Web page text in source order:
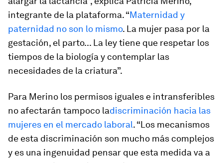
integrante de la plataforma. “Maternidad y
paternidad no son lo mismo. La mujer pasa por la
gestación, el parto... La ley tiene que respetar los
tiempos de la biología y contemplar las
necesidades de la criatura”.
Para Merino los permisos iguales e intransferibles
no afectarán tampoco ladiscriminación hacia las
mujeres en el mercado laboral. “Los mecanismos
de esta discriminación son mucho más complejos
y es una ingenuidad pensar que esta medida va a